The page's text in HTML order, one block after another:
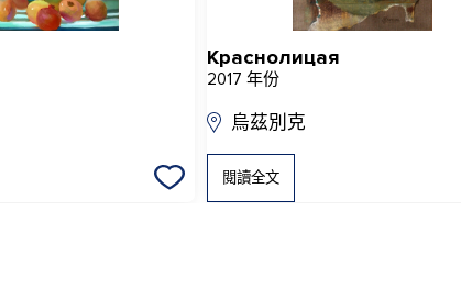
Краснолицая
2017 年份
烏茲別克
閱讀全文